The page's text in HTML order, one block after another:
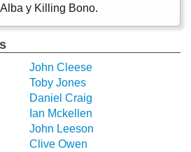
y Killing Bono.
John Cleese
Toby Jones
Daniel Craig
Ian Mckellen
John Leeson
Clive Owen